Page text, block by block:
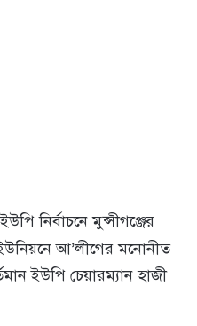
নির্বাচনে মুন্সীগঞ্জের
আ’লীগের মনোনীত
ইউপি চেয়ারম্যান হাজী